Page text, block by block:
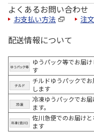
よくあるお問い合わせ
お支払い方法 注
配送情報について
ゆうパック等でお届け
す
チルドゆうパックでお
します
冷凍ゆうパックでお届
ます。
佐川急便でのお届けと
ます